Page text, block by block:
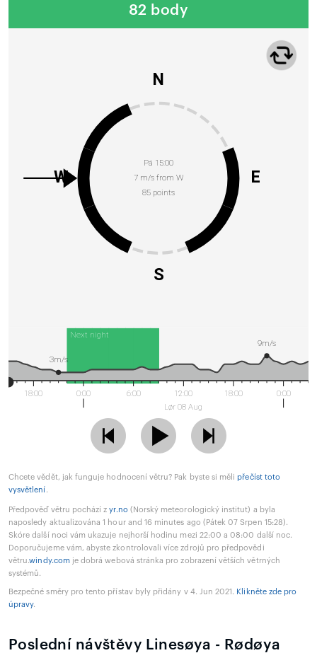
82 body
Pá 15:00
7 m/s from W
85 points
N
E
S
W
Next night
18:00 0:00 6:00
12:00
Lør 08 Aug
18:00 0:00
9m/s
3m/s
Chcete vědět, jak funguje hodnocení větru? Pak byste si měli přečíst toto
vysvětlení.
Předpověď větru pochází zyr.no (Norský meteorologický institut) a byla
naposledy aktualizována 1 hour and 16 minutes ago (Pátek 07 Srpen 15:28).
Skóre další noci vám ukazuje nejhorší hodinu mezi 22:00 a 08:00 další noc.
Doporučujeme vám, abyste zkontrolovali více zdrojů pro předpovědi
větru.windy.comje dobrá webová stránka pro zobrazení větších větrných
systémů.
Bezpečné směry pro tento přístav byly přidány v 4. Jun 2021. Klikněte zde pro
úpravy.
Poslední návštěvy Linesøya - Rødøya